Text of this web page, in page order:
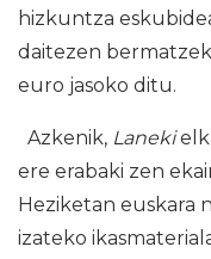
hizkuntza
daitezen
euro jasoko ditu.
Azkenik, Laneki
ere erabaki zen
Heziketan euskara
izateko